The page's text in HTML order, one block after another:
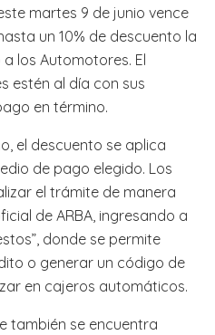
martes 9 de junio vence
un 10% de descuento la
los Automotores. El
estén al día con sus
en término.
el descuento se aplica
de pago elegido. Los
el trámite de manera
de ARBA, ingresando a
donde se permite
o generar un código de
en cajeros automáticos.
también se encuentra